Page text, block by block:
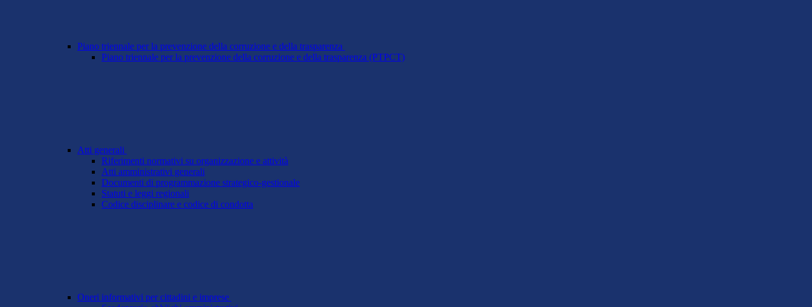
Piano triennale per la prevenzione della corruzione e della trasparenza
Piano triennale per la prevenzione della corruzione e della trasparenza (PTPCT)
Atti generali
Riferimenti normativi su organizzazione e attività
Atti amministrativi generali
Documenti di programmazione strategico-gestionale
Statuti e leggi regionali
Codice disciplinare e codice di condotta
Oneri informativi per cittadini e imprese